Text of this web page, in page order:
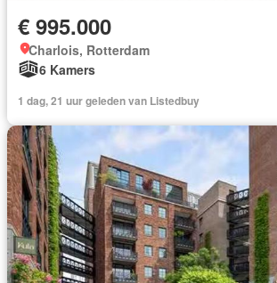
€ 995.000
Charlois, Rotterdam
6 Kamers
1 dag, 21 uur geleden van Listedbuy